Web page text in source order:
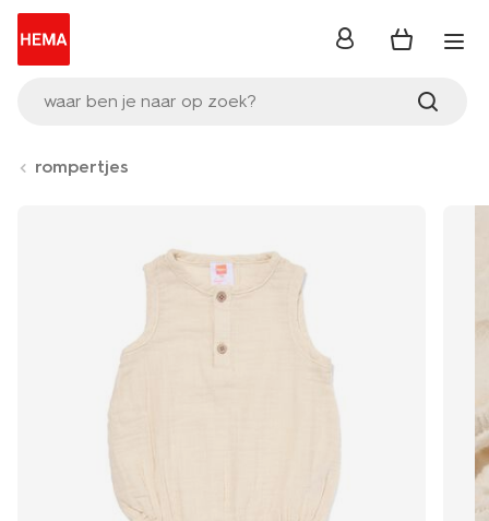
waar ben je naar op zoek?
inloggen
rompertjes